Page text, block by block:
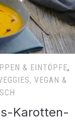
& EINTÖPFE,
VEGAN &
Karotten-